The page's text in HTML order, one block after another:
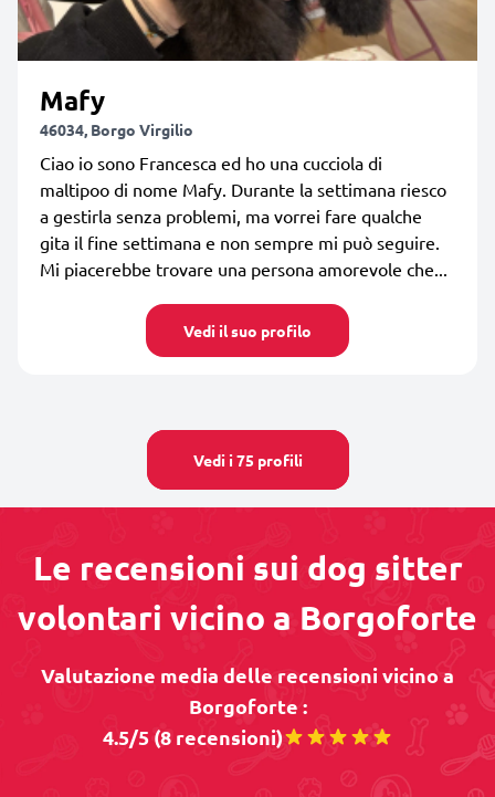
Mafy
46034, Borgo Virgilio
Ciao io sono Francesca ed ho una cucciola di
maltipoo di nome Mafy. Durante la settimana riesco
a gestirla senza problemi, ma vorrei fare qualche
gita il fine settimana e non sempre mi può seguire.
Mi piacerebbe trovare una persona amorevole che...
Vedi il suo profilo
Vedi i 75 profili
Le recensioni sui dog sitter
volontari vicino a Borgoforte
Valutazione media delle recensioni vicino a
Borgoforte :
4.5/5 (8 recensioni)